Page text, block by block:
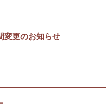
変更のお知らせ